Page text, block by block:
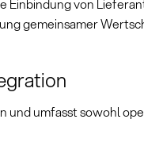
Einbindung von
gemeinsamer
umfasst sowohl